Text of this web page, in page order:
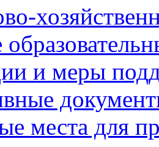
и меры
места для